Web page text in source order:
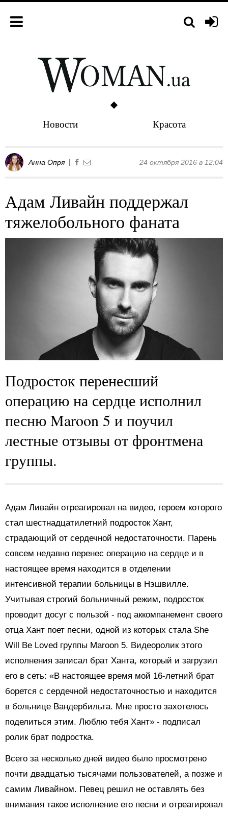
Новости Красота
Анна Опря 24 октября 2016 в 12:04
Адам Ливайн поддержал
тяжелобольного фаната
Подросток перенесший
операцию на сердце исполнил
песню Maroon 5 и поучил
лестные отзывы от фронтмена
группы.
Адам Ливайн отреагировал на видео, героем которого
стал шестнадцатилетний подросток Хант,
страдающий от сердечной недостаточности. Парень
совсем недавно перенес операцию на сердце и в
настоящее время находится в отделении
интенсивной терапии больницы в Нэшвилле.
Учитывая строгий больничный режим, подросток
проводит досуг с пользой - под аккомпанемент своего
отца Хант поет песни, одной из которых стала She
Will Be Loved группы Maroon 5. Видеоролик этого
исполнения записал брат Ханта, который и загрузил
его в сеть: «В настоящее время мой 16-летний брат
борется с сердечной недостаточностью и находится
в больнице Вандербильта. Мне просто захотелось
поделиться этим. Люблю тебя Хант» - подписал
ролик брат подростка.
Всего за несколько дней видео было просмотрено
почти двадцатью тысячами пользователей, а позже и
самим Ливайном. Певец решил не оставлять без
внимания такое исполнение его песни и отреагировал